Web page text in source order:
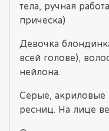
тела, ручная
прическа)
Девочка
всей голове),
нейлона.
Серые, акриловые
ресниц. На лице